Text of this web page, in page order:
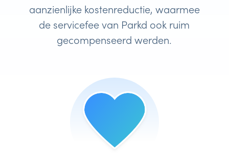
aanzienlijke kostenreductie, waarmee
de servicefee van Parkd ook ruim
gecompenseerd werden.